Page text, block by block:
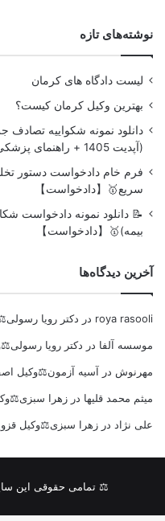
نوشته‌های تازه
لیست دادگاه های کرمان
بهترین وکیل کرمان کیست؟
دانلود نمونه شکواییه تصادف
(آپدیت 1405 + راهنمای پزشکی قانونی)
فرم خام دادخواست دستور
سریع🥇【دادخواست】
📝 دانلود نمونه دادخواست
بیمه)🥇【دادخواست】
آخرین دیدگاه‌ها
roya rasooli در دکتر رویا
موسسه آلفا در دکتر رویا
مهرنوش در آسیه آزمون⚖️وکیل
میثم محمد قلیها در زهرا
علی نژاد در زهرا سبزی⚖️وکیل
⚖ تمامی حقوقی این